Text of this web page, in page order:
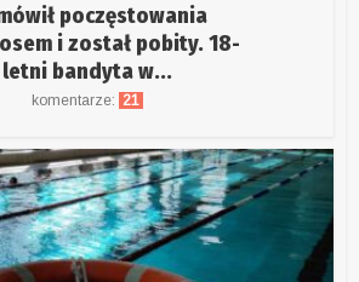
poczęstowania
i został pobity. 18-
letni bandyta w...
komentarze: 21